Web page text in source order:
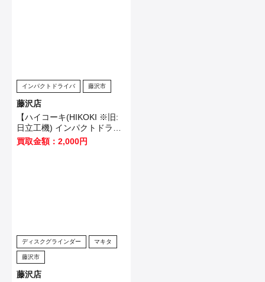
インパクトドライバ 藤沢市
藤沢店
【ハイコーキ(HIKOKI ※旧:
日立工機) インパクトドライ
バ WH12VE】横浜市のお客
様から買取させていただきま
買取金額：2,000円
ディスクグラインダー マキタ
藤沢市
藤沢店